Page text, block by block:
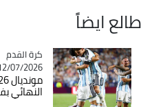
طالع ايضاً
Catégorie
كرة القدم
12/07/2026 - 09:24
النهائي